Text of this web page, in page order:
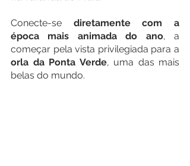
Conecte-se diretamente com a
época mais animada do ano, a
orla da Ponta Verde, uma das mais
belas do mundo.